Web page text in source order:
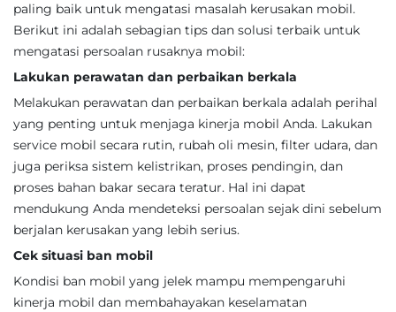
paling baik untuk mengatasi masalah kerusakan mobil.
Berikut ini adalah sebagian tips dan solusi terbaik untuk
mengatasi persoalan rusaknya mobil:
Lakukan perawatan dan perbaikan berkala
Melakukan perawatan dan perbaikan berkala adalah perihal
yang penting untuk menjaga kinerja mobil Anda. Lakukan
service mobil secara rutin, rubah oli mesin, filter udara, dan
juga periksa sistem kelistrikan, proses pendingin, dan
proses bahan bakar secara teratur. Hal ini dapat
mendukung Anda mendeteksi persoalan sejak dini sebelum
berjalan kerusakan yang lebih serius.
Cek situasi ban mobil
Kondisi ban mobil yang jelek mampu mempengaruhi
kinerja mobil dan membahayakan keselamatan